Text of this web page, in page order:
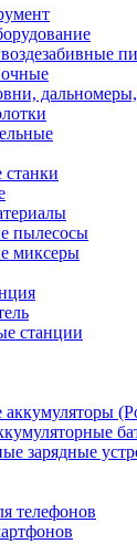
пылесосы
миксеры
станции
зарядные
телефонов